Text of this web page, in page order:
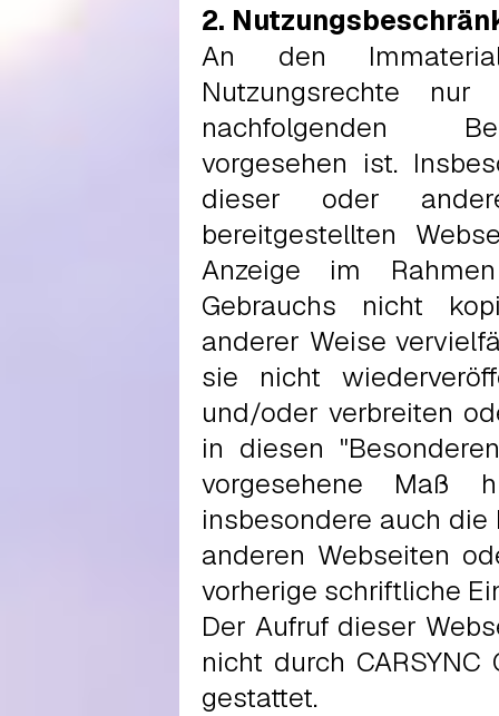
2.
An den
Nutzungsrechte
nachfolgenden
vorgesehen ist.
dieser oder
bereitgestellten
Anzeige im
Gebrauchs nicht
anderer Weise
sie nicht
und/oder verbreiten
in diesen
vorgesehene Maß
insbesondere auch
anderen Webseiten
vorherige schriftliche
Der Aufruf dieser
nicht durch
gestattet.